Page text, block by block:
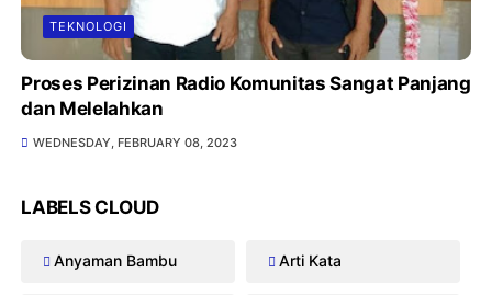
TEKNOLOGI
Proses Perizinan Radio Komunitas Sangat Panjang
dan Melelahkan
WEDNESDAY, FEBRUARY 08, 2023
LABELS CLOUD
Anyaman Bambu Arti Kata